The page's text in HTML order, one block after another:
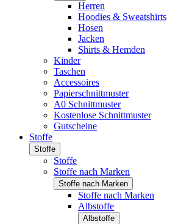
Herren
Hoodies & Sweatshirts
Hosen
Jacken
Shirts & Hemden
Kinder
Taschen
Accessoires
Papierschnittmuster
A0 Schnittmuster
Kostenlose Schnittmuster
Gutscheine
Stoffe
Stoffe
Stoffe
Stoffe nach Marken
Stoffe nach Marken
Stoffe nach Marken
Albstoffe
Albstoffe